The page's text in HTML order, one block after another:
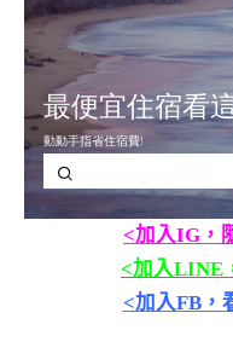
<加入IG，
<加入LINE
<加入FB，